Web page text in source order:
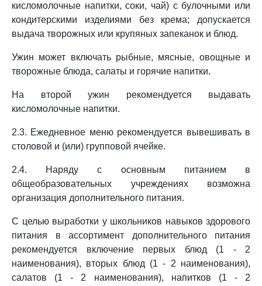
кисломолочные напитки, соки, чай) с булочными или
кондитерскими изделиями без крема; допускается
выдача творожных или крупяных запеканок и блюд.
Ужин может включать рыбные, мясные, овощные и
творожные блюда, салаты и горячие напитки.
На второй ужин рекомендуется выдавать
кисломолочные напитки.
2.3. Ежедневное меню рекомендуется вывешивать в
столовой и (или) групповой ячейке.
2.4. Наряду с основным питанием в
общеобразовательных учреждениях возможна
организация дополнительного питания.
С целью выработки у школьников навыков здорового
питания в ассортимент дополнительного питания
рекомендуется включение первых блюд (1 - 2
наименования), вторых блюд (1 - 2 наименования),
салатов (1 - 2 наименования), напитков (1 - 2